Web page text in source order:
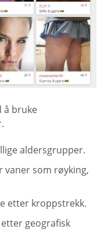
å bruke
aldersgrupper.
vaner som røyking,
etter kroppstrekk.
geografisk